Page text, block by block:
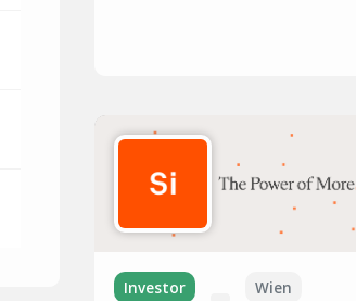
Investor Wien